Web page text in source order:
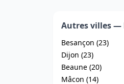
Autres villes —
Besançon (23)
Dijon (23)
Beaune (20)
Mâcon (14)